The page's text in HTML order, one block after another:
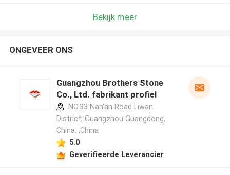
Bekijk meer
ONGEVEER ONS
Guangzhou Brothers Stone
Co., Ltd. fabrikant profiel
NO.33 Nan'an Road Liwan
District, Guangzhou Guangdong,
China. ,China
5.0
Geverifieerde Leverancier